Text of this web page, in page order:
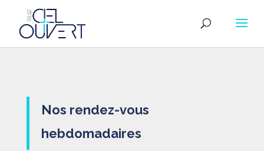
Nos rendez-vous
hebdomadaires